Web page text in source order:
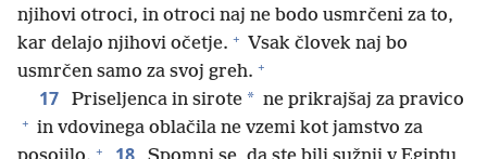
njihovi otroci, in otroci naj ne bodo usmrčeni za to,
kar delajo njihovi očetje. + Vsak človek naj bo
usmrčen samo za svoj greh. +
17 Priseljenca in sirote * ne prikrajšaj za pravico
+ in vdovinega oblačila ne vzemi kot jamstvo za
+